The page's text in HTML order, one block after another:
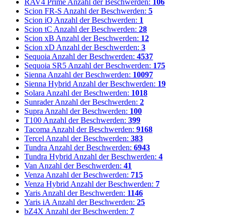
Scion FR-S Anzahl der Beschwerden: 5
Scion iQ Anzahl der Beschwerden: 1
Scion tC Anzahl der Beschwerden: 28
Scion xB Anzahl der Beschwerden: 12
Scion xD Anzahl der Beschwerden: 3
Sequoia Anzahl der Beschwerden: 4537
Sequoia SR5 Anzahl der Beschwerden: 175
Sienna Anzahl der Beschwerden: 10097
Sienna Hybrid Anzahl der Beschwerden: 19
Solara Anzahl der Beschwerden: 1018
Sunrader Anzahl der Beschwerden: 2
Supra Anzahl der Beschwerden: 100
T100 Anzahl der Beschwerden: 399
Tacoma Anzahl der Beschwerden: 9168
Tercel Anzahl der Beschwerden: 383
Tundra Anzahl der Beschwerden: 6943
Tundra Hybrid Anzahl der Beschwerden: 4
Van Anzahl der Beschwerden: 41
Venza Anzahl der Beschwerden: 715
Venza Hybrid Anzahl der Beschwerden: 7
Yaris Anzahl der Beschwerden: 1146
Yaris iA Anzahl der Beschwerden: 25
bZ4X Anzahl der Beschwerden: 7